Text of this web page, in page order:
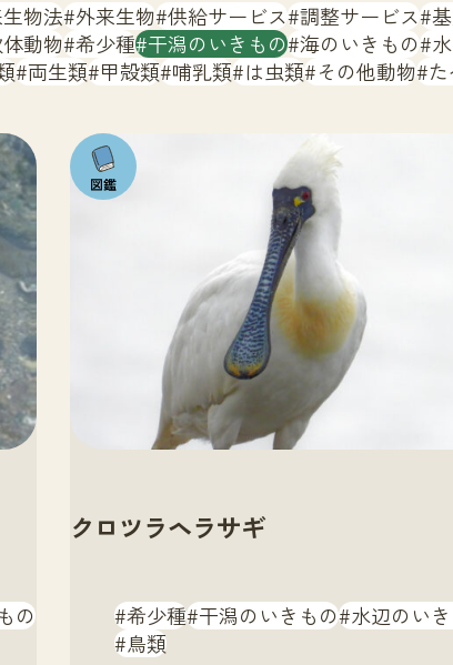
物法 外来生物 供給サービス 調整サービス
動物 希少種 干潟のいきもの 海のいきもの
両生類 甲殻類 哺乳類 は虫類 その他動物
の
注目の
いきも
の
クロツラヘラサギ
希少種 干潟のいきもの 水辺のい
鳥類